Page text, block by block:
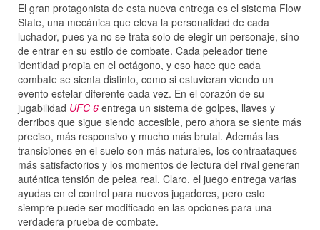
El gran protagonista de esta nueva entrega es el sistema Flow
State, una mecánica que eleva la personalidad de cada
luchador, pues ya no se trata solo de elegir un personaje, sino
de entrar en su estilo de combate. Cada peleador tiene
identidad propia en el octágono, y eso hace que cada
combate se sienta distinto, como si estuvieran viendo un
evento estelar diferente cada vez. En el corazón de su
jugabilidad UFC 6 entrega un sistema de golpes, llaves y
derribos que sigue siendo accesible, pero ahora se siente más
preciso, más responsivo y mucho más brutal. Además las
transiciones en el suelo son más naturales, los contraataques
más satisfactorios y los momentos de lectura del rival generan
auténtica tensión de pelea real. Claro, el juego entrega varias
ayudas en el control para nuevos jugadores, pero esto
siempre puede ser modificado en las opciones para una
verdadera prueba de combate.